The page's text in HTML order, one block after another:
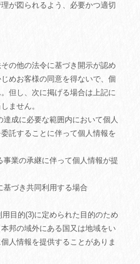
が図られるよう、必要かつ適切
の他の法令に基づき開示が認め
めお客様の同意を得ないで、個
但し、次に掲げる場合は上記に
ません。
達成に必要な範囲内において個人
託することに伴って個人情報を
事業の承継に伴って個人情報が提
基づき共同利用する場合
目的(3)に定められた目的のため
邦の域外にある国又は地域をい
人情報を提供することがありま